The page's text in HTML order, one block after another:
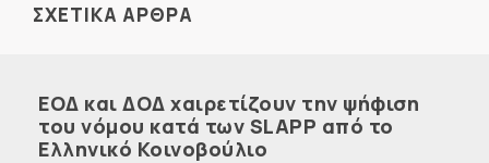
ΣΧΕΤΙΚΑ ΑΡΘΡΑ
ΕΟΔ και ΔΟΔ χαιρετίζουν την ψήφιση
του νόμου κατά των SLAPP από το
Ελληνικό Κοινοβούλιο